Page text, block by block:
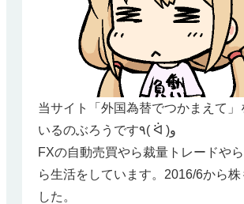
当サイト「外国為替でつかまえて」
いるのぶろうです٩( ᐛ )و
FXの自動売買やら裁量トレードや
ら生活をしています。2016/6から株
した。